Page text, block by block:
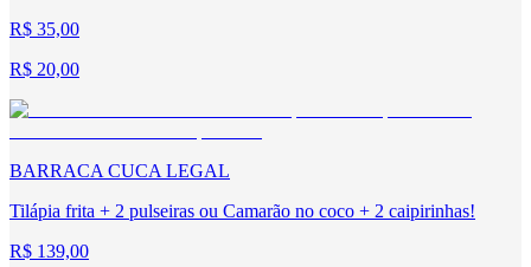
R$ 35,00
R$ 20,00
BARRACA CUCA LEGAL
Tilápia frita + 2 pulseiras ou Camarão no coco + 2 caipirinhas!
R$ 139,00